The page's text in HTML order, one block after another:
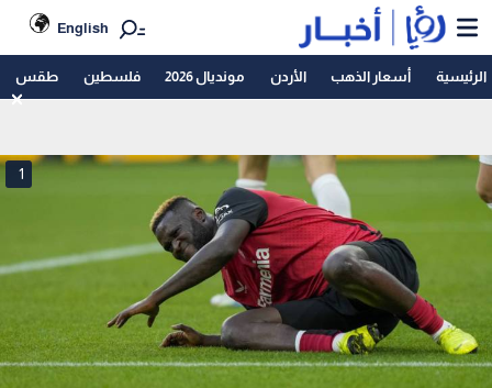
English
الرئيسية أسعار الذهب الأردن مونديال 2026 فلسطين طقس
1